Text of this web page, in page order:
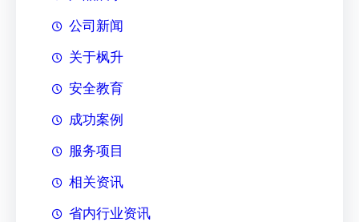
公司新闻
关于枫升
安全教育
成功案例
服务项目
相关资讯
省内行业资讯